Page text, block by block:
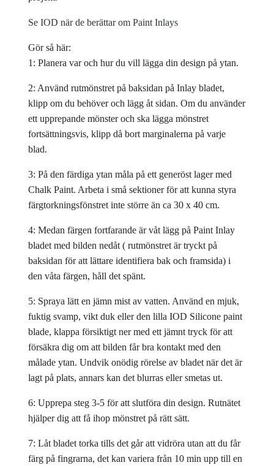
Se IOD när de berättar om Paint Inlays
Gör så här:
1: Planera var och hur du vill lägga din design på ytan.
2: Använd rutmönstret på baksidan på Inlay bladet,
klipp om du behöver och lägg åt sidan. Om du använder
ett upprepande mönster och ska lägga mönstret
fortsättningsvis, klipp då bort marginalerna på varje
blad.
3: På den färdiga ytan måla på ett generöst lager med
Chalk Paint. Arbeta i små sektioner för att kunna styra
färgtorkningsfönstret inte större än ca 30 x 40 cm.
4: Medan färgen fortfarande är våt lägg på Paint Inlay
bladet med bilden nedåt ( rutmönstret är tryckt på
baksidan för att lättare identifiera bak och framsida) i
den våta färgen, håll det spänt.
5: Spraya lätt en jämn mist av vatten. Använd en mjuk,
fuktig svamp, vikt duk eller den lilla IOD Silicone paint
blade, klappa försiktigt ner med ett jämnt tryck för att
försäkra dig om att bilden får bra kontakt med den
målade ytan. Undvik onödig rörelse av bladet när det är
lagt på plats, annars kan det blurras eller smetas ut.
6: Upprepa steg 3-5 för att slutföra din design. Rutnätet
hjälper dig att få ihop mönstret på rätt sätt.
7: Låt bladet torka tills det går att vidröra utan att du får
färg på fingrarna, det kan variera från 10 min upp till en